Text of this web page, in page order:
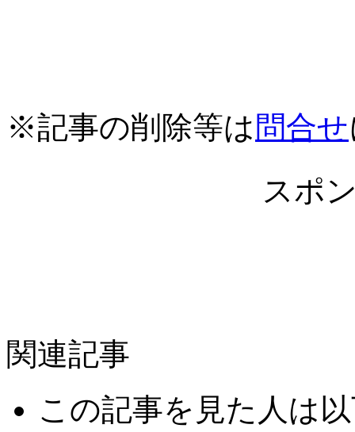
※記事の削除等は 問合せ
スポ
関連記事
この記事を見た人は